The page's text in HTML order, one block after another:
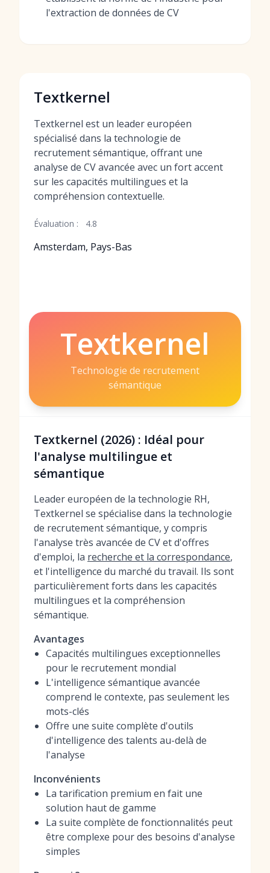
l'extraction de données de CV
Textkernel
Textkernel est un leader européen
spécialisé dans la technologie de
recrutement sémantique, offrant une
analyse de CV avancée avec un fort accent
sur les capacités multilingues et la
compréhension contextuelle.
Évaluation : 4.8
Amsterdam, Pays-Bas
Textkernel
Technologie de recrutement
sémantique
Textkernel (2026) : Idéal pour
l'analyse multilingue et
sémantique
Leader européen de la technologie RH,
Textkernel se spécialise dans la technologie
de recrutement sémantique, y compris
l'analyse très avancée de CV et d'offres
d'emploi, la recherche et la correspondance,
et l'intelligence du marché du travail. Ils sont
particulièrement forts dans les capacités
multilingues et la compréhension
sémantique.
Avantages
Capacités multilingues exceptionnelles
pour le recrutement mondial
L'intelligence sémantique avancée
comprend le contexte, pas seulement les
mots-clés
Offre une suite complète d'outils
d'intelligence des talents au-delà de
l'analyse
Inconvénients
La tarification premium en fait une
solution haut de gamme
La suite complète de fonctionnalités peut
être complexe pour des besoins d'analyse
simples